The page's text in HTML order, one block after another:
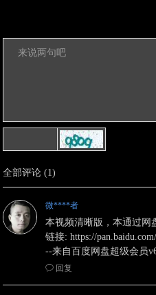
全部评论 (1)
微****者
本视频清晰版，本通过网
链接: https://
--来自百度网盘超级会员
ꂖ 回复